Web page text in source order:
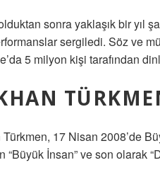
sonra yaklaşık bir yıl
sergiledi. Söz ve
5 milyon kişi tarafından
17 Nisan 2008’de
“Büyük İnsan” ve son olarak